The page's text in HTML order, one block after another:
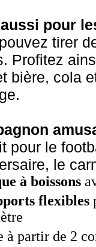
pour
tirer
Profitez
bière, cola
pour le
le
à boissons
flexibles
à partir de 2